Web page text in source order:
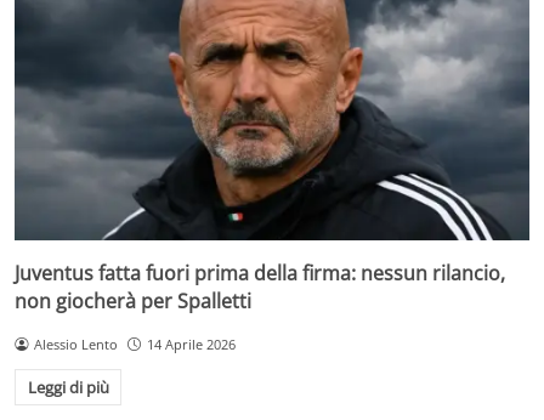
Juventus fatta fuori prima della firma: nessun rilancio,
non giocherà per Spalletti
Alessio Lento 14 Aprile 2026
Leggi di più